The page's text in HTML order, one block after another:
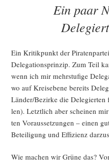
Ein paar
Ein Kri­tik­punkt der
Dele­ga­ti­ons­prin­zip. Zum Teil
wenn ich mir mehr­stu­fi­ge
wo auf Kreis­ebe­ne bereits
Länder/Bezirke die
len). Letzt­lich aber schei­nen
ten Vor­aus­set­zun­gen – einen
Betei­li­gung und Effi­zi­enz
Wie machen wir Grü­ne das?